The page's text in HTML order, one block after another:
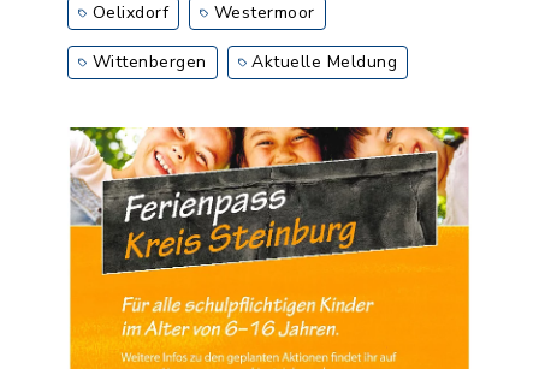
Oelixdorf Westermoor
Wittenbergen Aktuelle Meldung